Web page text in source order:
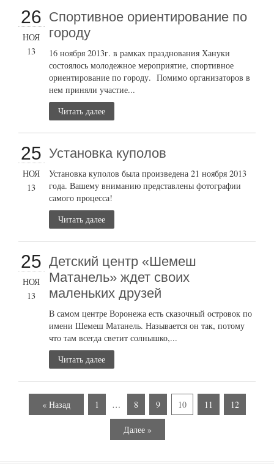
26
НОЯ
13
Cпортивное ориентирование по
городу
16 ноября 2013г. в рамках празднования Хануки
состоялось молодежное мероприятие, спортивное
ориентирование по городу. Помимо организаторов в
нем приняли участие...
Читать далее
25
НОЯ
13
Установка куполов
Установка куполов была произведена 21 ноября 2013
года. Вашему вниманию представлены фотографии
самого процесса!
Читать далее
25
НОЯ
13
Детский центр «Шемеш
Матанель» ждет своих
маленьких друзей
В самом центре Воронежа есть сказочный островок по
имени Шемеш Матанель. Называется он так, потому
что там всегда светит солнышко,...
Читать далее
« Назад 1 … 8 9 10 11 12
Далее »